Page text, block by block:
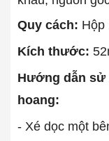
Quy cách: Hộp
Kích thước:
Hướng dẫn sử
hoang:
- Xé dọc một